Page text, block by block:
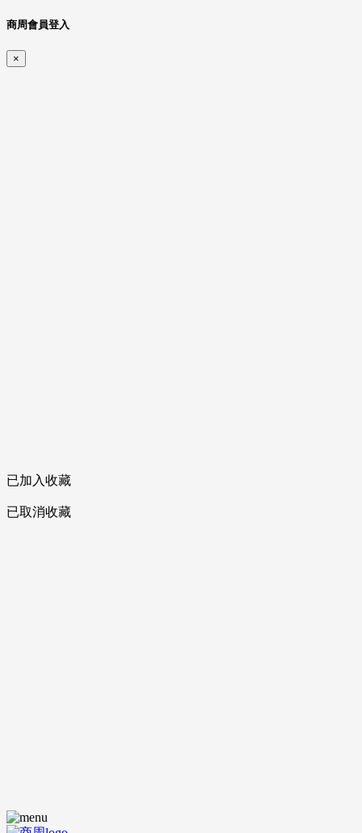
商周會員登入
×
已加入收藏
已取消收藏